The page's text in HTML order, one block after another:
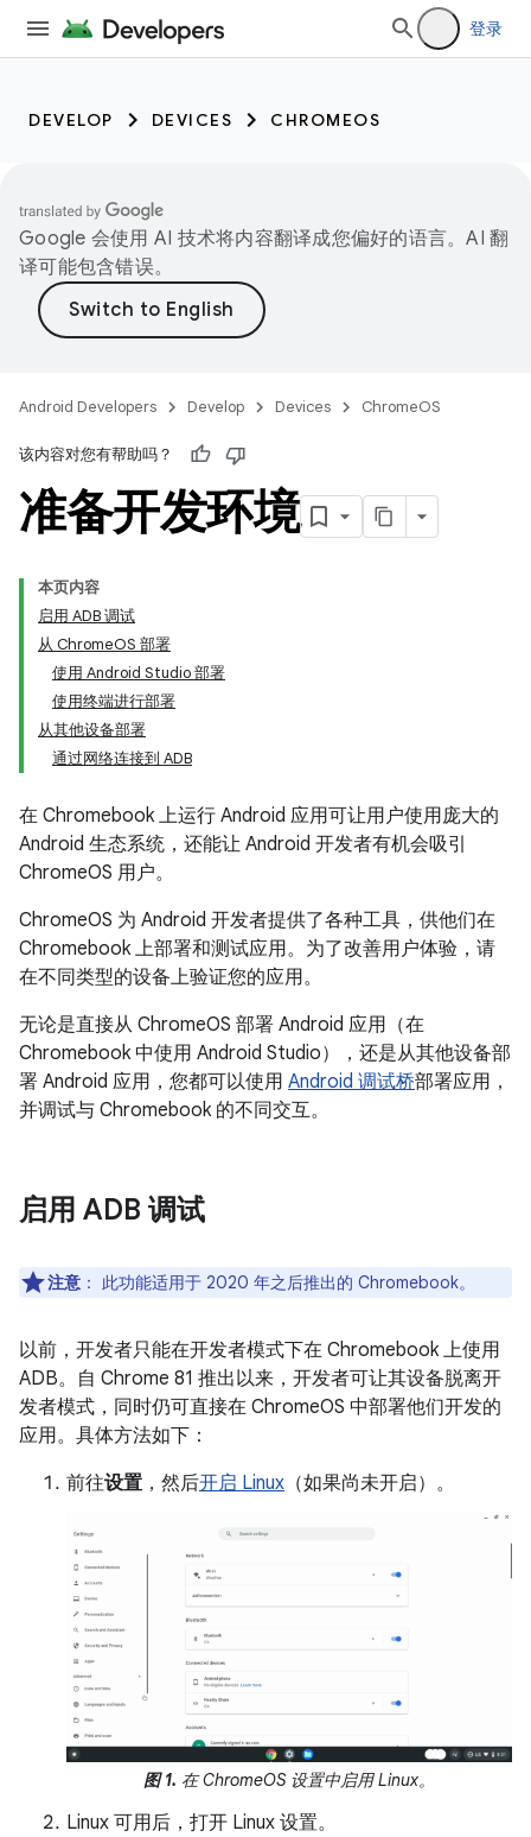
登录
DEVELOP DEVICES CHROMEOS
Google 会使用 AI 技术将内容翻译成您偏好的语言。AI 翻
译可能包含错误。
Android Developers Develop Devices ChromeOS
该内容对您有帮助吗？
准备开发环境
本页内容
启用 ADB 调试
从 ChromeOS 部署
使用 Android Studio 部署
使用终端进行部署
从其他设备部署
通过网络连接到 ADB
在 Chromebook 上运行 Android 应用可让用户使用庞大的
Android 生态系统，还能让 Android 开发者有机会吸引
ChromeOS 用户。
ChromeOS 为 Android 开发者提供了各种工具，供他们在
Chromebook 上部署和测试应用。为了改善用户体验，请
在不同类型的设备上验证您的应用。
无论是直接从 ChromeOS 部署 Android 应用（在
Chromebook 中使用 Android Studio），还是从其他设备部
署 Android 应用，您都可以使用 Android 调试桥部署应用，
并调试与 Chromebook 的不同交互。
启用 ADB 调试
注意 ： 此功能适用于 2020 年之后推出的 Chromebook。
以前，开发者只能在开发者模式下在 Chromebook 上使用
ADB。自 Chrome 81 推出以来，开发者可让其设备脱离开
发者模式，同时仍可直接在 ChromeOS 中部署他们开发的
应用。具体方法如下：
前往设置 ，然后开启 Linux （如果尚未开启）。
图 1. 在 ChromeOS 设置中启用 Linux。
Linux 可用后，打开 Linux 设置。